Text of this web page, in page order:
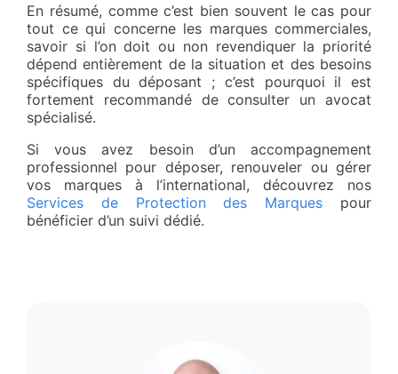
En résumé, comme c’est bien souvent le cas pour
tout ce qui concerne les marques commerciales,
savoir si l’on doit ou non revendiquer la priorité
dépend entièrement de la situation et des besoins
spécifiques du déposant ; c’est pourquoi il est
fortement recommandé de consulter un avocat
spécialisé.
Si vous avez besoin d’un accompagnement
professionnel pour déposer, renouveler ou gérer
vos marques à l’international, découvrez nos
Services de Protection des Marques pour
bénéficier d’un suivi dédié.